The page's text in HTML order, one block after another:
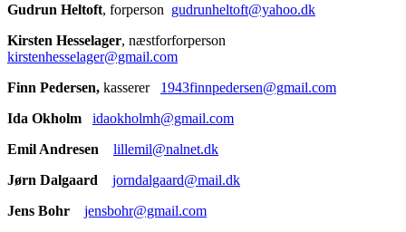
Gudrun Heltoft, forperson gudrunheltoft@yahoo.dk
Kirsten Hesselager, næstforforperson
kirstenhesselager@gmail.com
Finn Pedersen, kasserer 1943finnpedersen@gmail.com
Ida Okholm
idaokholmh@gmail.com
Emil Andresen
lillemil@nalnet.dk
Jørn Dalgaard
jorndalgaard@mail.dk
Jens Bohr jensbohr@gmail.com